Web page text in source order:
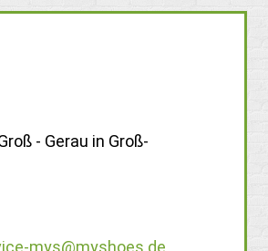
- Gerau in Groß-
mys@myshoes.de